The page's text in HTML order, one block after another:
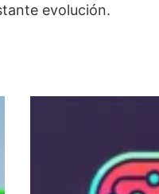
evolución.